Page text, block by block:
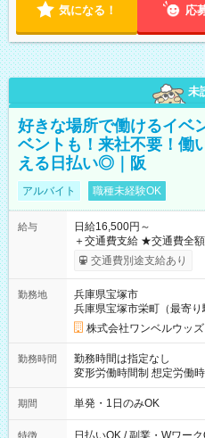
気になる！ 応
未
好きな場所で働けるイベ
ベントも！来社不要！働
える日払い◎｜阪
アルバイト 職種未経験OK
給与
日給16,500円～
＋交通費支給 ★交通費全額支給！ ★日払いOK！（規定あり） ┗
働いたその日に現金
交通費別途支給あり
勤務地
兵庫県宝塚市
兵庫県宝塚市栄町（最寄り
株式会社ワンベルウッズ
勤務時間
勤務時間は指定なし
変形労働時間制 想定労働時間160時間/月
00～20：00
期間 単発・1日のみOK
特徴 日払いOK / 副業・Wワー